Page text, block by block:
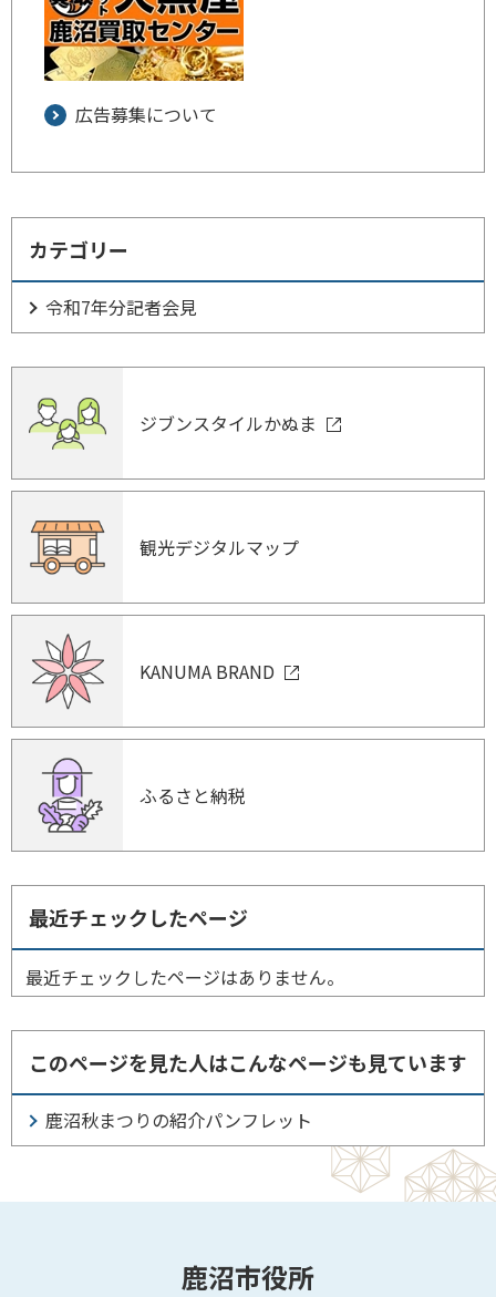
広告募集について
カテゴリー
令和7年分記者会見
ジブンスタイルかぬま
観光デジタルマップ
KANUMA BRAND
ふるさと納税
最近チェックしたページ
最近チェックしたページはありません。
このページを見た人はこんなページも見ています
鹿沼秋まつりの紹介パンフレット
鹿沼市役所